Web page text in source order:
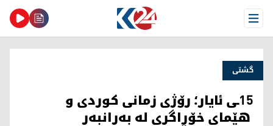
Open Menu
گشتی
15ـی ئایار؛ رۆژی زمانی کوردی و
هێمای خۆڕاگری لە بەرانبەر